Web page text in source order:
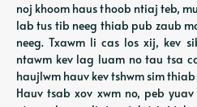
noj khoom haus thoob ntiaj teb,
lab tus tib neeg thiab pub zaub
neeg. Txawm li cas los xij, kev
ntawm kev lag luam no tau tsa
haujlwm hauv kev tshwm sim
Hauv tsab xov xwm no, peb